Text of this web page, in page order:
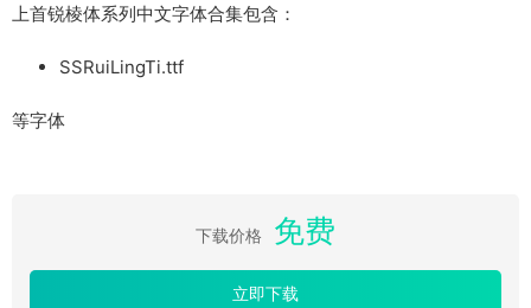
上首锐棱体系列中文字体合集包含：
SSRuiLingTi.ttf
等字体
下载价格 免费
立即下载